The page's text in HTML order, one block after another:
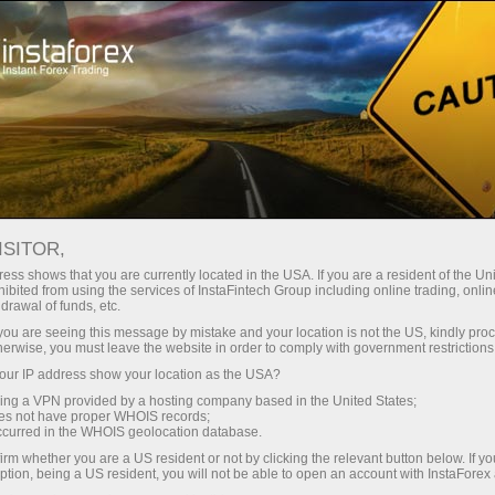
InstaForex के साथ आपको वास्तविक
लीवरेज, मार्केट में बेहतरीन स्प्रेड्स और
कमीशन, और स्टॉक्स व इंडेक्स ट्रेडिंग के लिए
फायदेमंद शर्तें।
छोटे
हर डिपॉजिट पर
30% बोनस
ट्रेडिंग में
और हाईवे पर गति
shows that you are currently located in the USA. If you are a resident of the
from using the services of InstaFintech Group including online trading,
of funds, etc.
are seeing this message by mistake and your location is not the US, kindly
you must leave the website in order to comply with government
IP address show your location as the USA?
a VPN provided by a hosting company based in the United States;
not have proper WHOIS records;
in the WHOIS geolocation database.
whether you are a US resident or not by clicking the relevant button below. If
being a US resident, you will not be able to open an account with InstaForex